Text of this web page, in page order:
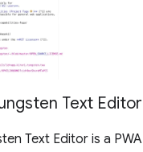
Text Editor
Text Editor is a PWA